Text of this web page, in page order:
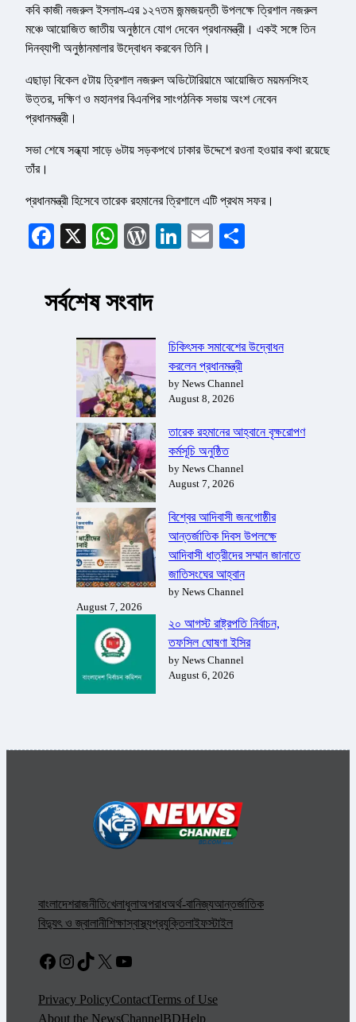
কবি কাজী নজরুল ইসলাম-এর ১২৭তম জন্মজয়ন্তী উপলক্ষে ত্রিশাল নজরুল
মঞ্চে আয়োজিত জাতীয় অনুষ্ঠানে যোগ দেবেন প্রধানমন্ত্রী। একই সঙ্গে তিন
দিনব্যাপী অনুষ্ঠানমালার উদ্বোধন করবেন তিনি।
এছাড়া বিকেল ৫টায় ত্রিশাল নজরুল অডিটোরিয়ামে আয়োজিত ময়মনসিংহ
উত্তর, দক্ষিণ ও মহানগর বিএনপির সাংগঠনিক সভায় অংশ নেবেন
প্রধানমন্ত্রী।
সভা শেষে সন্ধ্যা সাড়ে ৬টায় সড়কপথে ঢাকার উদ্দেশে রওনা হওয়ার কথা রয়েছে
তাঁর।
প্রধানমন্ত্রী হিসেবে তারেক রহমানের ত্রিশালে এটি প্রথম সফর।
Facebook
X WhatsApp
WordPress
LinkedIn
Email
সর্বশেষ সংবাদ
চিকিৎসক সমাবেশের উদ্বোধন
করলেন প্রধানমন্ত্রী
by News Channel
August 8, 2026
তারেক রহমানের আহ্বানে বৃক্ষরোপণ
কর্মসূচি অনুষ্ঠিত
by News Channel
August 7, 2026
বিশ্বের আদিবাসী জনগোষ্ঠীর
আন্তর্জাতিক দিবস উপলক্ষে
আদিবাসী ধাত্রীদের সম্মান জানাতে
জাতিসংঘের আহ্বান
by News Channel
August 7, 2026
২০ আগস্ট রাষ্ট্রপতি নির্বাচন,
তফসিল ঘোষণা ইসির
by News Channel
August 6, 2026
বাংলাদেশরাজনীতিখেলাধুলাঅপরাধঅর্থ-বানিজ্যআন্তর্জাতিক
বিদ্যুৎ ও জ্বালানীশিক্ষাস্বাস্থ্যপ্রযুক্তিলাইফস্টাইল
Facebook
Instagram
TikTok
X YouTube
Privacy PolicyContactTerms of Use
About the NewsChannelBDHelp